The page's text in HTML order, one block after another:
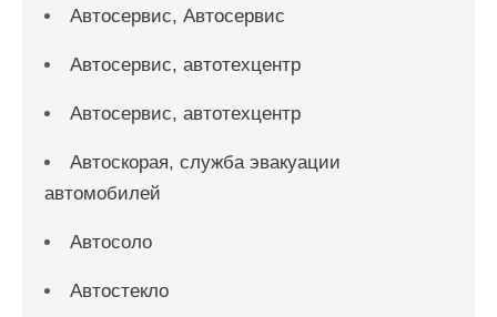
Автосервис, Автосервис
Автосервис, автотехцентр
Автосервис, автотехцентр
Автоскорая, служба эвакуации
автомобилей
Автосоло
Автостекло